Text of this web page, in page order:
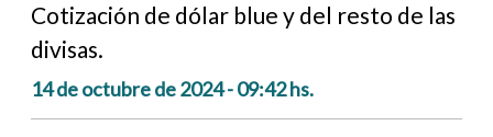
Cotización de dólar blue y del resto de las
divisas.
14 de octubre de 2024 - 09:42 hs.